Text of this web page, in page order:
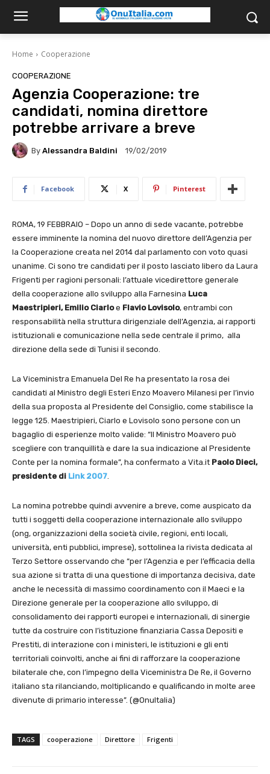
Home Cooperazione
COOPERAZIONE
Agenzia Cooperazione: tre
candidati, nomina direttore
potrebbe arrivare a breve
By Alessandra Baldini 19/02/2019
Facebook X Pinterest
ROMA, 19 FEBBRAIO – Dopo un anno di sede vacante, potrebbe
essere imminente la nomina del nuovo direttore dell’Agenzia per
la Cooperazione creata nel 2014 dal parlamento con voto quasi
unanime. Ci sono tre candidati per il posto lasciato libero da Laura
Frigenti per ragioni personali: l’attuale vicedirettore generale
della cooperazione allo sviluppo alla Farnesina Luca
Maestripieri, Emilio Ciarloe Flavio Lovisolo, entrambi con
responsabilità nella struttura dirigenziale dell’Agenzia, ai rapporti
istituzionali e comunicazione nella sede centrale il primo, alla
direzione della sede di Tunisi il secondo.
La Viceministra Emanuela Del Re ha presentato la rosa dei
candidati al Ministro degli Esteri Enzo Moavero Milanesi per l’invio
della sua proposta al Presidente del Consiglio, come stabilisce la
legge 125. Maestripieri, Ciarlo e Lovisolo sono persone con un
bagaglio di esperienze molto valide: “Il Ministro Moavero può
scegliere con tranquillità e dare la sua indicazione al Presidente
Conte per la nomina formale”, ha confermato a Vita.it Paolo Dieci,
presidente di Link 2007.
La nomina potrebbe quindi avvenire a breve, come auspicato da
tutti i soggetti della cooperazione internazionale allo sviluppo
(ong, organizzazioni della società civile, regioni, enti locali,
università, enti pubblici, imprese), sottolinea la rivista dedicata al
Terzo Settore osservando che “per l’Agenzia e per l’efficacia della
sua azione si tratta di una questione di importanza decisiva, date
anche le necessità di massimo coordinamento con il Maeci e la
Direzione generale per la cooperazione allo sviluppo, di
consolidamento dei rapporti europei e internazionali, di sinergie
tutte da costruire con l’istituzione finanziaria Cassa Depositi e
Prestiti, di interazione con i ministeri, le istituzioni e gli enti
territoriali coinvolti, anche ai fini di rafforzare la cooperazione
bilaterale che, con l’impegno della Viceministra De Re, il Governo
italiano sta rilanciando, moltiplicando e qualificando in molte aree
divenute di primario interesse”. (@OnuItalia)
TAGS cooperazione Direttore Frigenti